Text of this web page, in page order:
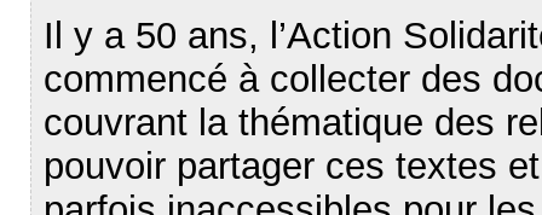
Il y a 50 ans, l’Action
commencé à collecter des
couvrant la thématique des
pouvoir partager ces textes